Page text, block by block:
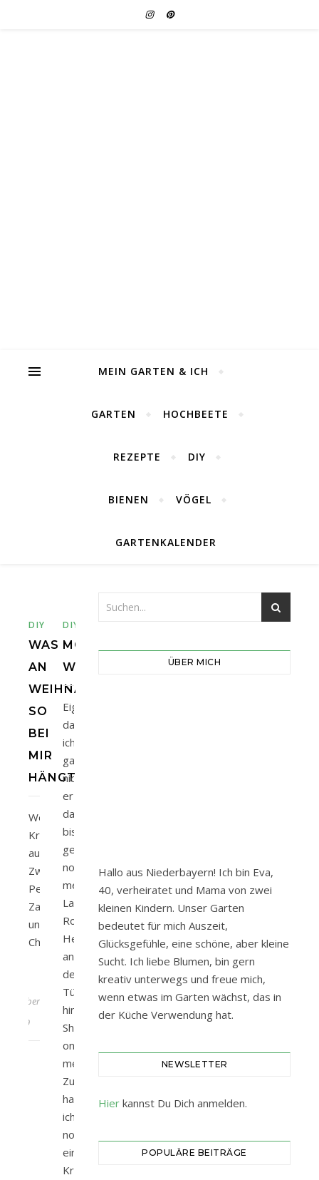
MEIN GARTEN & ICH
GARTEN HOCHBEETE
REZEPTE DIY
BIENEN VÖGEL
GARTENKALENDER
DIY
WAS
AN
WEIHNACHTEN
SO
BEI
MIR
HÄNGT…
Weihnachtlicher
Kranz
aus
Zweigen,
Perlhagebutten,
Zapfen
und
Christbaumkugeln
Dezember
2019
DIY
MOOSIGER
WINTERKRANZ
Eigentlich
darf
ich
gar
nicht
erzählen,
dass
bis
gestern
noch
mein
Lavendel-
Rosen-
Herz
an
der
Tür
hing.
Shame
on
me.
Zuletzt
habe
ich
noch
einen
Kranz
ÜBER MICH
Hallo aus Niederbayern! Ich bin Eva,
40, verheiratet und Mama von zwei
kleinen Kindern. Unser Garten
bedeutet für mich Auszeit,
Glücksgefühle, eine schöne, aber kleine
Sucht. Ich liebe Blumen, bin gern
kreativ unterwegs und freue mich,
wenn etwas im Garten wächst, das in
der Küche Verwendung hat.
NEWSLETTER
Hier kannst Du Dich anmelden.
POPULÄRE BEITRÄGE